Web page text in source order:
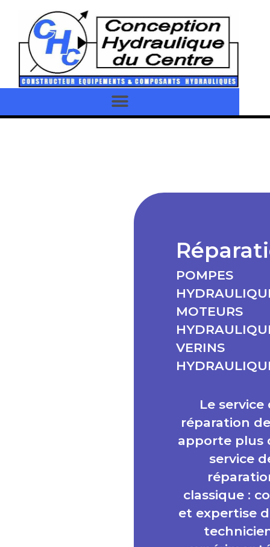
POMPES
MOTEURS
VERINS
Le service
réparation
apporte plus
service
classique :
et expertise